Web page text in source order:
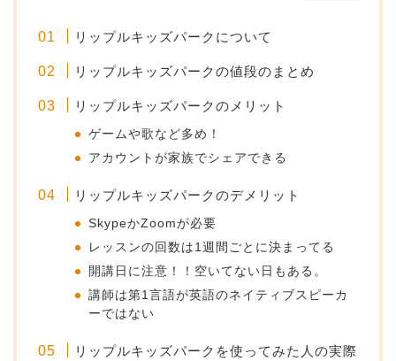
リップルキッズパークについて
リップルキッズパークの値段のまとめ
リップルキッズパークのメリット
ゲームや歌など多め！
アカウントが家族でシェアできる
リップルキッズパークのデメリット
SkypeかZoomが必要
レッスンの回数は1週間ごとに決まってる
開講日に注意！！空いてない日もある。
講師は第1言語が英語のネイティブスピーカ
ーではない
リップルキッズパークを使ってみた人の実際